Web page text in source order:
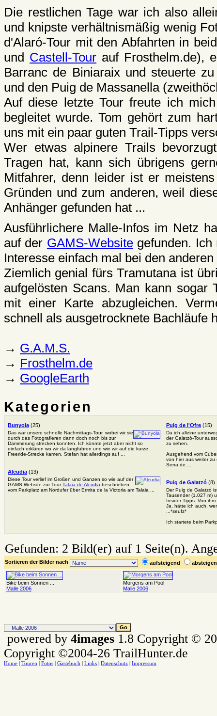
Die restlichen Tage war ich also
und knipste verhältnismäßig wenig
d'Alaró-Tour mit den Abfahrten in
und Castell-Tour auf Frosthelm.de),
Barranc de Biniaraix und steuerte
und den Puig de Massanella
Auf diese letzte Tour freute ich
begleitet wurde. Tom gehört zum
uns mit ein paar guten Trail-Tipps
Wer etwas alpinere Trails
Tragen hat, kann sich übrigens
Mitfahrer, denn leider ist er
Gründen und zum anderen, weil
Anhänger gefunden hat ...
Ausführlichere Malle-Infos im Netz
auf der GAMS-Websitegefunden. Ich
Interesse einfach mal bei den
Ziemlich genial fürs Tramutana ist
aufgelösten Scans. Man kann
mit einer Karte abzugleichen.
schnell als ausgetrocknete Bachläufe
→ G.A.M.S.
→ Frosthelm.de
→ GoogleEarth
Kategorien
Bunyola (25)
Das war unsere schnelle Nachmittags-Tour, wobei wir sie
durch das Fotografieren dann doch noch bis zur
Dämmerung strecken konnten. Ich könnte jetzt aber nicht so
einfach erklären wo wir da langfuhren und wie wir auf die kurze
Freeride-Strecke kamen. Stefan hat allerdings auf ...
Alcudia (13)
Diese Tour verlief im Großen und Ganzen so wie auf der
GAMS-Website zur TourTalaia de Alcudia beschrieben,
vom Parkplatz am Nordufer über Ermita de la Victoria am Talaia ...
Puig de l'Ofre (15)
Da ich alleine
der Galatzó-Tour
zu sehen.
Ausgehend vom
von hier aus weiter zu
Serra de ...
Puig de Galatzó (8)
Der Puig de Galatzó
Tausender (1.027 m)
Insider-Tipps. Von
Ja, hätte ich auch,
...*seufz*
Ich startete beim
Gefunden: 2 Bild(er) auf 1 Seite(n).
Sortieren der Bilder nach aufsteigend
Bike beim Sonnen ...
Malle 2006
Morgens am Pool
Malle 2006
powered by 4images 1.8 Copyright ©
Copyright ©2004-26 TrailHunter.de
Home Touren Fotos Gästebuch Links Datenschutz Impressum